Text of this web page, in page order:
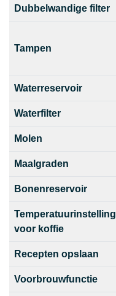
Dubbelwandige filter
Tampen
Waterreservoir
Waterfilter
Molen
Maalgraden
Bonenreservoir
Temperatuurinstelling
voor koffie
Recepten opslaan
Voorbrouwfunctie